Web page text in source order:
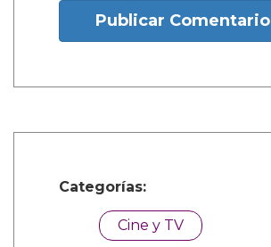
Publicar Comentario
Categorías:
Cine y TV